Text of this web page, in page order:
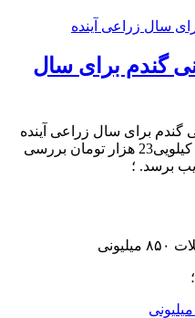
گندم برای سال
گندم برای سال زراعی آینده
در شورای قیمت گذاری در محدوده کیلویی23 هزار تومان بررسی
برسد. ؛